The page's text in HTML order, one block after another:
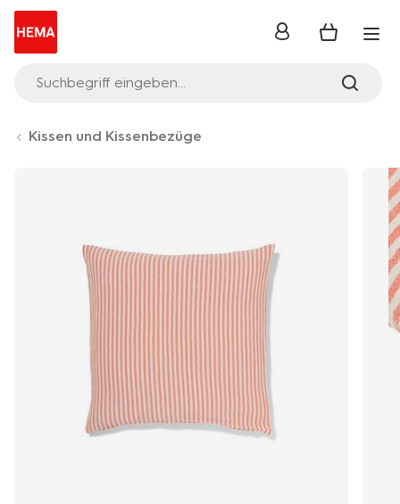
Suchbegriff eingeben...
Anmelden
Kissen und Kissenbezüge